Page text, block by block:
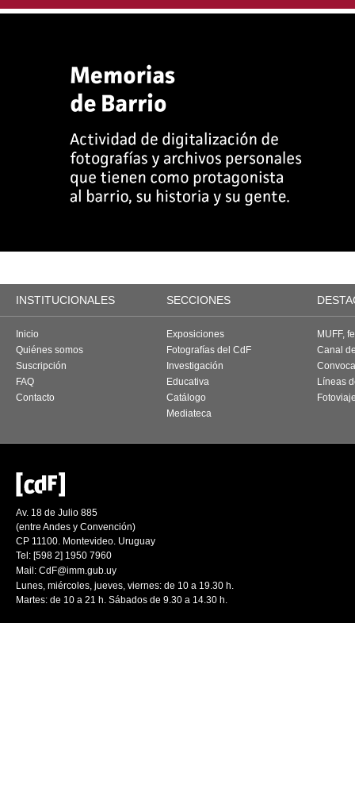
INSTITUCIONALES SECCIONES
Inicio
Quiénes somos
Suscripción
FAQ
Contacto
Exposiciones
Fotografías del CdF
Investigación
Educativa
Catálogo
Mediateca
MUFF,
Canal
Líneas
Av. 18 de Julio 885
(entre Andes y Convención)
CP 11100. Montevideo. Uruguay
Tel: [598 2] 1950 7960
Mail: CdF@imm.gub.uy
Lunes, miércoles, jueves, viernes: de 10 a 19.30 h.
Martes: de 10 a 21 h. Sábados de 9.30 a 14.30 h.